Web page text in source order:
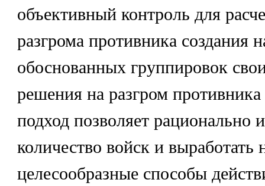
объективный контроль для
разгрома противника создания
обоснованных группировок
решения на разгром
подход позволяет рационально
количество войск и выработать
целесообразные способы